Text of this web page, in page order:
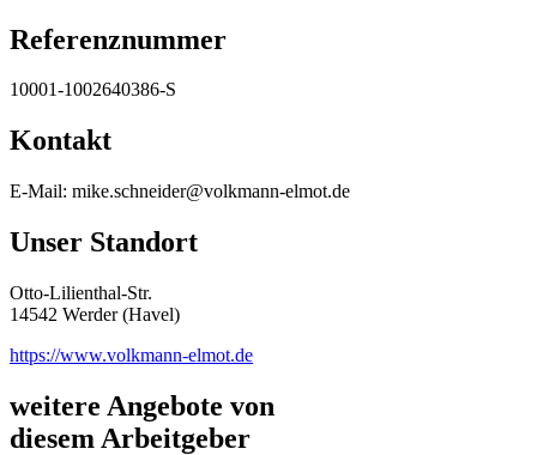
Referenznummer
10001-1002640386-S
Kontakt
E-Mail: mike.schneider@volkmann-elmot.de
Unser Standort
Otto-Lilienthal-Str.
14542 Werder (Havel)
https://www.volkmann-elmot.de
weitere Angebote von
diesem Arbeitgeber